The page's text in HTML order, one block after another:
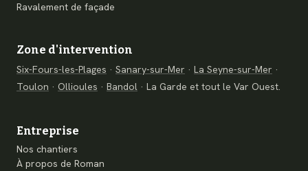
Ravalement de façade
Zone d'intervention
Six-Fours-les-Plages · Sanary-sur-Mer · La Seyne-sur-Mer ·
Toulon · Ollioules · Bandol · La Garde et tout le Var Ouest.
Entreprise
Nos chantiers
À propos de Roman